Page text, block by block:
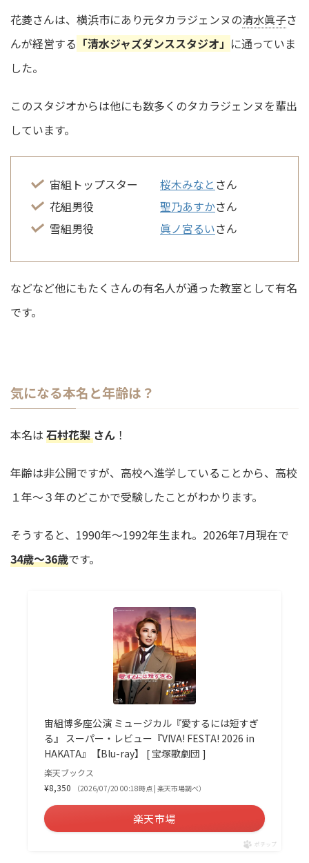
花菱さんは、横浜市にあり元タカラジェンヌの清水眞子さ
んが経営する 「清水ジャズダンススタジオ」 に通っていま
した。
このスタジオからは他にも数多くのタカラジェンヌを輩出
しています。
宙組トップスター 桜木みなと さん
花組男役 聖乃あすかさん
雪組男役 眞ノ宮るいさん
などなど他にもたくさんの有名人が通った教室として有名
です。
気になる本名と年齢は？
本名は 石村花梨さん ！
年齢は非公開ですが、高校へ進学していることから、高校
１年～３年のどこかで受験したことがわかります。
そうすると、1990年～1992年生まれ。2026年7月現在で
34歳～36歳です。
宙組博多座公演 ミュージカル『愛するには短すぎ
る』 スーパー・レビュー『VIVA! FESTA! 2026 in
HAKATA』【Blu-ray】 [ 宝塚歌劇団 ]
楽天ブックス
¥8,350
（2026/07/20 00:18時点 | 楽天市場調べ）
楽天市場
ポチップ